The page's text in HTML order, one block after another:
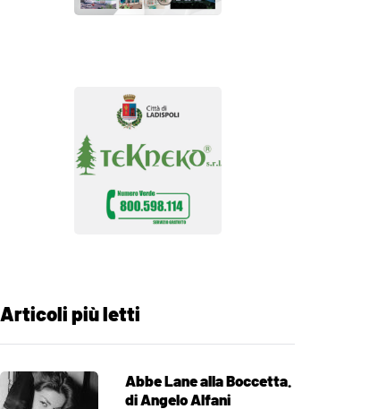
Articoli più letti
Abbe Lane alla Boccetta.
di Angelo Alfani